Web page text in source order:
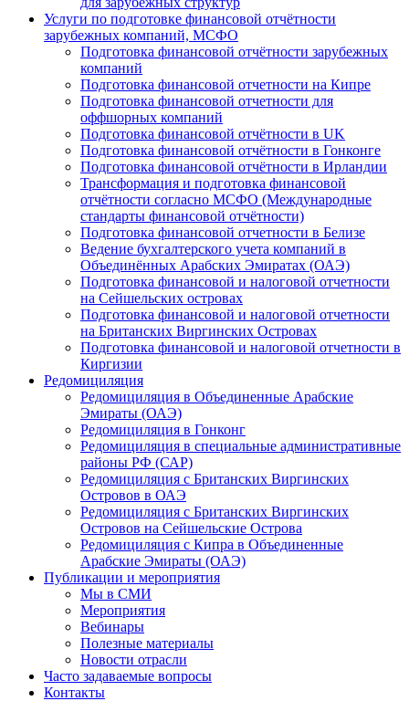
Услуги по подготовке финансовой отчётности
зарубежных компаний, МСФО
Подготовка финансовой отчётности зарубежных
компаний
Подготовка финансовой отчетности на Кипре
Подготовка финансовой отчетности для
оффшорных компаний
Подготовка финансовой отчётности в UK
Подготовка финансовой отчётности в Гонконге
Подготовка финансовой отчётности в Ирландии
Трансформация и подготовка финансовой
отчётности согласно МСФО (Международные
стандарты финансовой отчётности)
Подготовка финансовой отчетности в Белизе
Ведение бухгалтерского учета компаний в
Объединённых Арабских Эмиратах (ОАЭ)
Подготовка финансовой и налоговой отчетности
на Сейшельских островах
Подготовка финансовой и налоговой отчетности
на Британских Виргинских Островах
Подготовка финансовой и налоговой отчетности в
Киргизии
Редомициляция
Редомициляция в Объединенные Арабские
Эмираты (ОАЭ)
Редомициляция в Гонконг
Редомициляция в специальные административные
районы РФ (САР)
Редомициляция с Британских Виргинских
Островов в ОАЭ
Редомициляция с Британских Виргинских
Островов на Сейшельские Острова
Редомициляция с Кипра в Объединенные
Арабские Эмираты (ОАЭ)
Публикации и мероприятия
Мы в СМИ
Мероприятия
Вебинары
Полезные материалы
Новости отрасли
Часто задаваемые вопросы
Контакты